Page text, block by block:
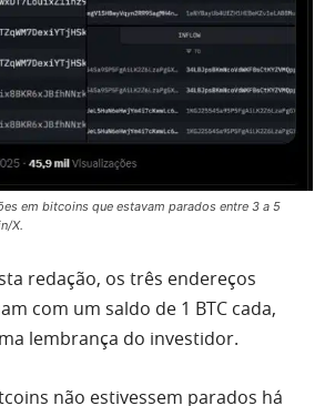
em bitcoins que estavam parados entre 3 a 5
X.
redação, os três endereços
com um saldo de 1 BTC cada,
lembrança do investidor.
não estivessem parados há